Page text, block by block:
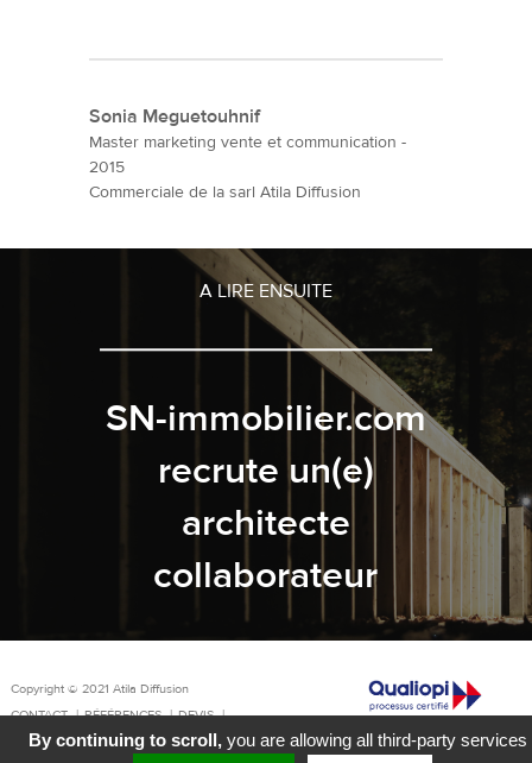
Sonia Meguetouhnif
Master marketing vente et communication -
2015
Commerciale de la sarl Atila Diffusion
A LIRE ENSUITE
SN-immobilier.com
recrute un(e)
architecte
collaborateur
Copyright © 2021 Atila Diffusion
CONTACT
RÉFÉRENCES
DEVIS
MENTIONS LÉGALES
GESTION DES COOKIES La certification qualité a été délivrée
au titre d'action suivante:
By continuing to scroll, you are allowing all third-party services